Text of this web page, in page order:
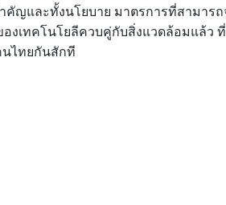
คัญและทั้งนโยบาย มาตรการที่สามารถ
งเทคโนโยลีควบคู่กับสิ่งแวดล้อมแล้ว ที่
นไทยกันสักที